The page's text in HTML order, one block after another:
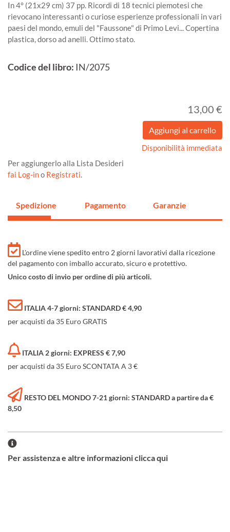
In 4° (21x29 cm) 37 pp. Ricordi di 18 tecnici piemotesi che
rievocano interessanti o curiose esperienze professionali in vari
paesi del mondo, emuli del "Faussone" di Primo Levi... Copertina
plastica, dorso ad anelli. Ottimo stato.
Codice del libro: IN/2075
13,00 €
Disponibilità immediata
Per aggiungerlo alla Lista Desideri
fai Log-ino Registrati.
Spedizione Pagamento Garanzie
L'ordine viene spedito entro 2 giorni lavorativi dalla ricezione
del pagamento con imballo accurato, sicuro e protettivo.
Unico costo di invio per ordine di più articoli.
ITALIA 4-7 giorni: STANDARD € 4,90
per acquisti da 35 Euro GRATIS
ITALIA 2 giorni: EXPRESS € 7,90
per acquisti da 35 Euro SCONTATA A 3 €
RESTO DEL MONDO 7-21 giorni: STANDARD a partire da €
8,50
Per assistenza e altre informazioni clicca qui